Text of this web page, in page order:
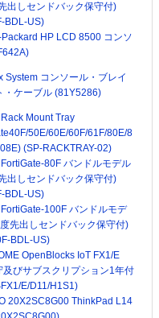
出しセンドバック保守付)
BDL-US)
Packard HP LCD 8500 コンソ
System コンソール・ブレイ
・ケーブル (81Y5286)
Mount Tray
50E/60E/60F/61F/80E/8
(SP-RACKTRAY-02)
80F バンドルモデル
出しセンドバック保守付)
BDL-US)
100F バンドルモデ
先出しセンドバック保守付)
BDL-US)
OpenBlocks IoT FX1/E
及びサブスクリプション1年付
E/D11/H1S1)
20X2SC8G00 ThinkPad L14